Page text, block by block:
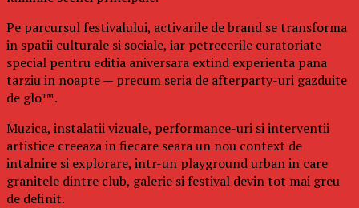
Pe parcursul festivalului, activarile de brand se transforma
in spatii culturale si sociale, iar petrecerile curatoriate
special pentru editia aniversara extind experienta pana
tarziu in noapte — precum seria de afterparty-uri gazduite
de glo™.
Muzica, instalatii vizuale, performance-uri si interventii
artistice creeaza in fiecare seara un nou context de
intalnire si explorare, intr-un playground urban in care
granitele dintre club, galerie si festival devin tot mai greu
de definit.